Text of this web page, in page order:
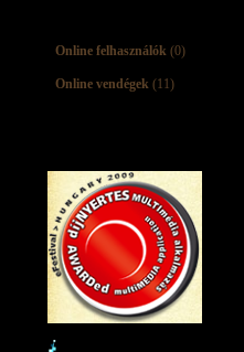
Online felhasználók (0)
Online vendégek (11)